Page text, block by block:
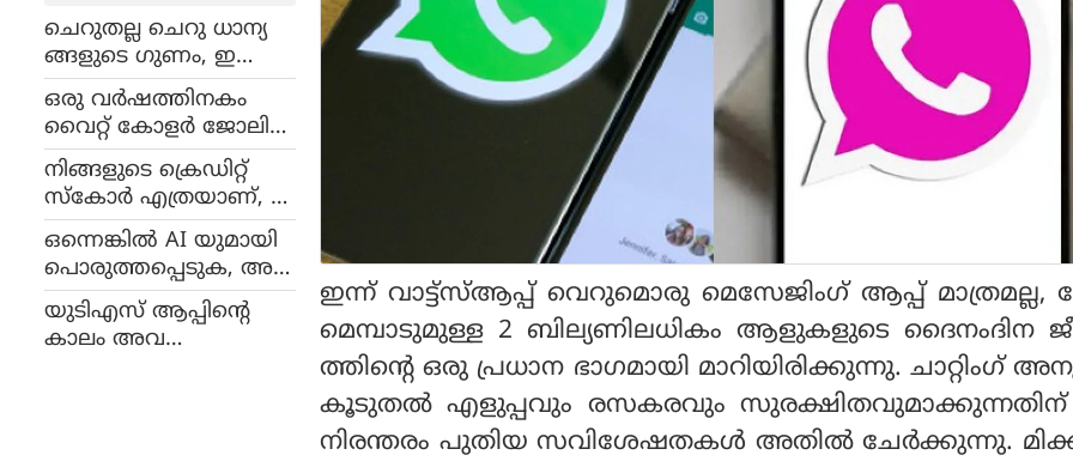
ചെറുതല്ല ചെറു ധാന്യ
ങ്ങളുടെ ഗുണം, ഇ
ക്കാര്യങ്ങള്‍ അറിയാമോ
ഒരു വർഷത്തിനകം
വൈറ്റ് കോളർ ജോലിക
ൾ ഇല്ലാതാകും? ലോക
ത്തെ ഞെട്ടിച്ച്
മൈക്രോസോഫ്റ്റ് എ
ഐ മേധാവിയുടെ മുന്ന
റിയിപ്പ്
നിങ്ങളുടെ ക്രെഡിറ്റ്
സ്‌കോര്‍ എത്രയാണ്, ഇ
ക്കാര്യങ്ങള്‍ അറിയണം
ഒന്നെങ്കിൽ AI യുമായി
പൊരുത്തപ്പെടുക, അ
ല്ലെങ്കിൽ പടിയിറങ്ങാം,
ജീവനക്കാർക്ക് വൊളൻ്റ
റി എക്സിറ്റ്
യുടിഎസ് ആപ്പിൻ്റെ
കാലം അവ
ഇന്ന് വാട്ട്സ്ആപ്പ് വെറുമൊരു മെസേജിംഗ് ആപ്പ് മാത്രമല്ല,
മെമ്പാടുമുള്ള 2 ബില്യണിലധികം ആളുകളുടെ ദൈനംദിന
ത്തിന്റെ ഒരു പ്രധാന ഭാഗമായി മാറിയിരിക്കുന്നു. ചാറ്റിംഗ്
കൂടുതല്‍ എളുപ്പവും രസകരവും സുരക്ഷിതവുമാക്കുന്നതിന്
നിരന്തരം പുതിയ സവിശേഷതകള്‍ അതില്‍ ചേര്‍ക്കുന്നു.